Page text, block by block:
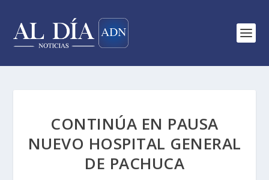
CONTINÚA EN PAUSA
NUEVO HOSPITAL GENERAL
DE PACHUCA